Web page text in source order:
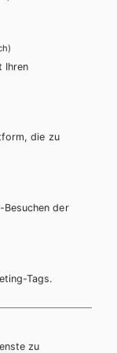
Ihren
die zu
der
Tags.
zu